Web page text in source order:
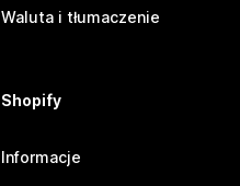
Waluta i tłumaczenie
Shopify
Informacje